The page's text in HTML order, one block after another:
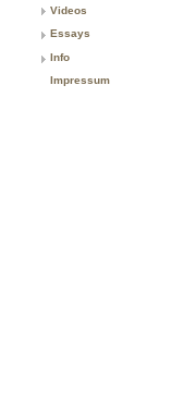
Videos
Essays
Info
Impressum